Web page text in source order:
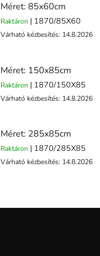
Méret: 85x60cm
Raktáron | 1870/85X60
Várható kézbesítés: 14.8.2026
Méret: 150x85cm
Raktáron | 1870/150X85
Várható kézbesítés: 14.8.2026
Méret: 285x85cm
Raktáron | 1870/285X85
Várható kézbesítés: 14.8.2026